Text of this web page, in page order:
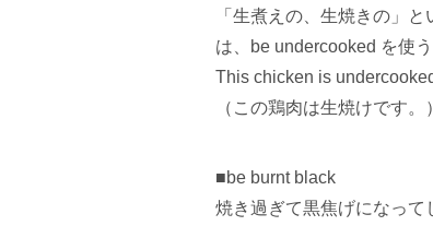
「生煮えの、生焼きの」
は、be undercooked を使う
This chicken is
（この鶏肉は生焼けです。）
■be burnt black
焼き過ぎて黒焦げになって